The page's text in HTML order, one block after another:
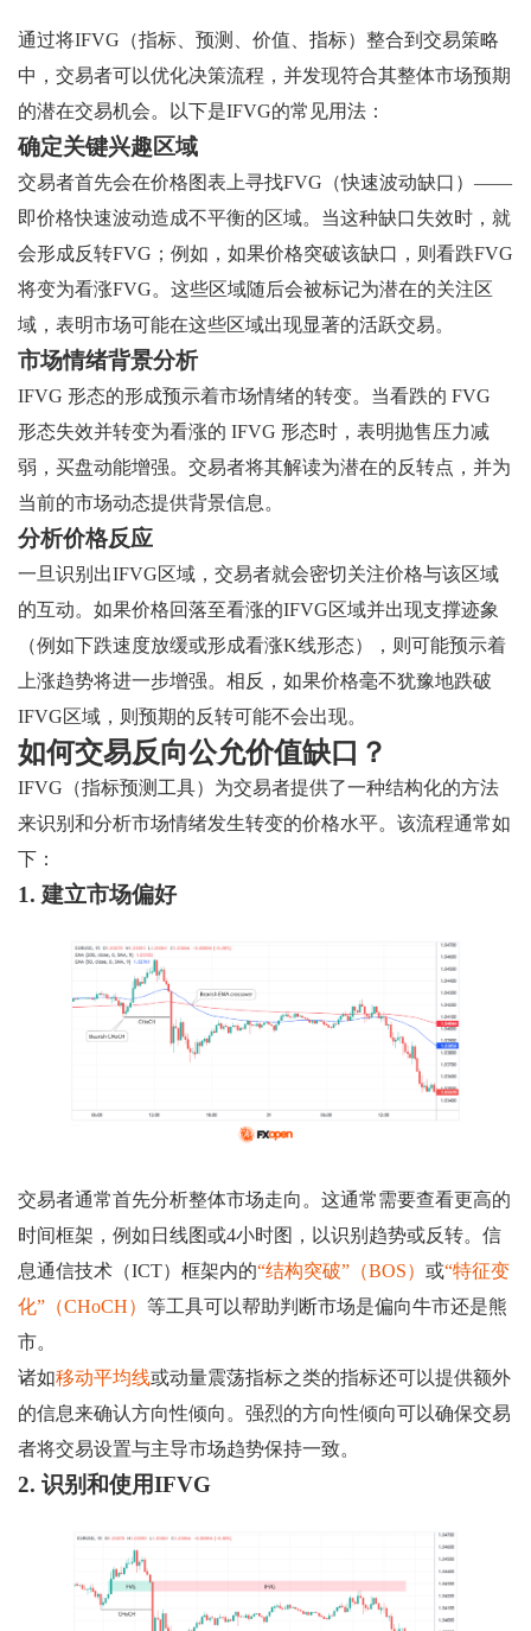
通过将IFVG（指标、预测、价值、指标）整合到交易策略
中，交易者可以优化决策流程，并发现符合其整体市场预期
的潜在交易机会。以下是IFVG的常见用法：
确定关键兴趣区域
交易者首先会在价格图表上寻找FVG（快速波动缺口）——
即价格快速波动造成不平衡的区域。当这种缺口失效时，就
会形成反转FVG；例如，如果价格突破该缺口，则看跌FVG
将变为看涨FVG。这些区域随后会被标记为潜在的关注区
域，表明市场可能在这些区域出现显著的活跃交易。
市场情绪背景分析
IFVG 形态的形成预示着市场情绪的转变。当看跌的 FVG
形态失效并转变为看涨的 IFVG 形态时，表明抛售压力减
弱，买盘动能增强。交易者将其解读为潜在的反转点，并为
当前的市场动态提供背景信息。
分析价格反应
一旦识别出IFVG区域，交易者就会密切关注价格与该区域
的互动。如果价格回落至看涨的IFVG区域并出现支撑迹象
（例如下跌速度放缓或形成看涨K线形态），则可能预示着
上涨趋势将进一步增强。相反，如果价格毫不犹豫地跌破
IFVG区域，则预期的反转可能不会出现。
如何交易反向公允价值缺口？
IFVG（指标预测工具）为交易者提供了一种结构化的方法
来识别和分析市场情绪发生转变的价格水平。该流程通常如
下：
1. 建立市场偏好
交易者通常首先分析整体市场走向。这通常需要查看更高的
时间框架，例如日线图或4小时图，以识别趋势或反转。信
息通信技术（ICT）框架内的“结构突破”（BOS） 或“特征变
化”（CHoCH） 等工具可以帮助判断市场是偏向牛市还是熊
市。
诸如移动平均线或动量震荡指标之类的指标还可以提供额外
的信息来确认方向性倾向。强烈的方向性倾向可以确保交易
者将交易设置与主导市场趋势保持一致。
2. 识别和使用IFVG